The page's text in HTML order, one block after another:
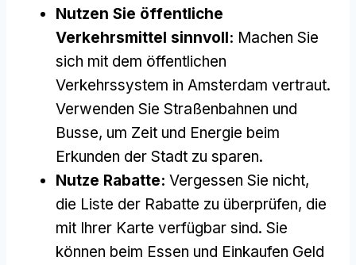
Nutzen Sie öffentliche
Verkehrsmittel sinnvoll: Machen Sie
sich mit dem öffentlichen
Verkehrssystem in Amsterdam vertraut.
Verwenden Sie Straßenbahnen und
Busse, um Zeit und Energie beim
Erkunden der Stadt zu sparen.
Nutze Rabatte: Vergessen Sie nicht,
die Liste der Rabatte zu überprüfen, die
mit Ihrer Karte verfügbar sind. Sie
können beim Essen und Einkaufen Geld